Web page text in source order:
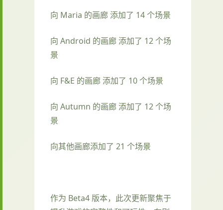
向 Maria 的画廊 添加了 14 个场景
向 Android 的画廊 添加了 12 个场
景
向 F&E 的画廊 添加了 10 个场景
向 Autumn 的画廊 添加了 12 个场
景
向其他画廊添加了 21 个场景
作为 Beta4 版本，此次更新聚焦于